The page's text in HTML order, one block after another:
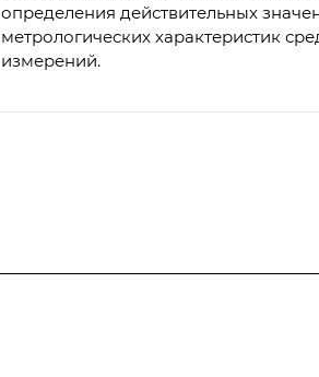
определения действительных
метрологических характеристик
измерений.